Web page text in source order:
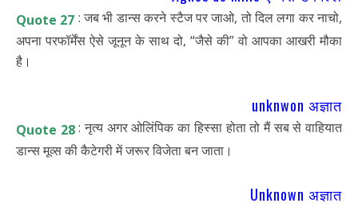
Quote 27 : जब भी डान्स करने स्टैज पर जाओ, तो दिल लगा कर नाचो,
अपना परफॉर्मेंस ऐसे जूनून के साथ दो, “जैसे की” वो आपका आखरी मौका
है।
unknwon अज्ञात
Quote 28 : नृत्य अगर ओलिंपिक का हिस्सा होता तो मैं सब से वाहियात
डान्स मूव्स की कैटेगरी में जरूर विजेता बन जाता।
Unknown अज्ञात